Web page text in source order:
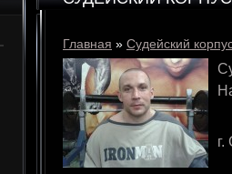
Главная » Судейский